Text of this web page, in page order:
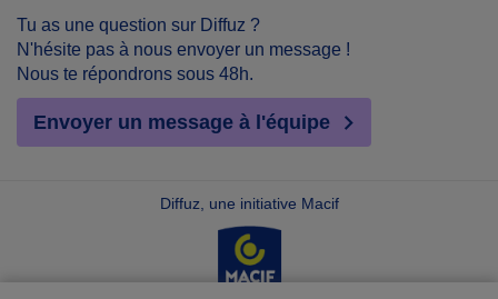
Tu as une question sur Diffuz ?
N'hésite pas à nous envoyer un message !
Nous te répondrons sous 48h.
Envoyer un message à l'équipe
Diffuz, une initiative Macif